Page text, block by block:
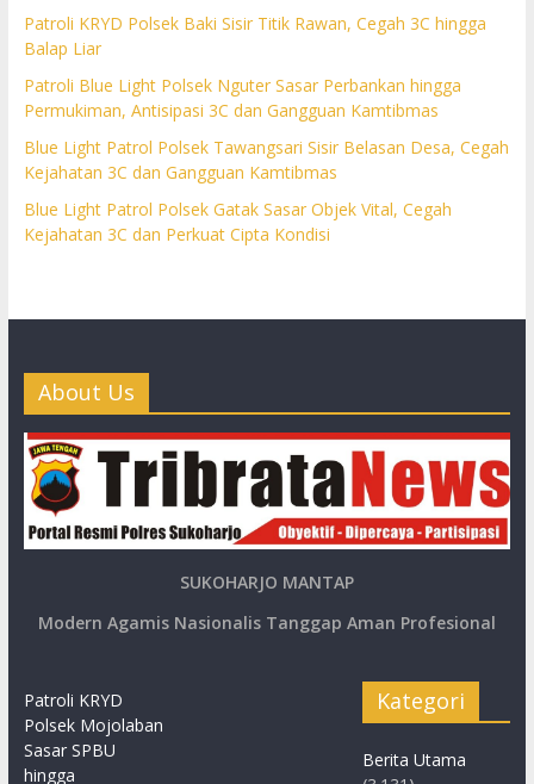
Patroli KRYD Polsek Baki Sisir Titik Rawan, Cegah 3C hingga
Balap Liar
Patroli Blue Light Polsek Nguter Sasar Perbankan hingga
Permukiman, Antisipasi 3C dan Gangguan Kamtibmas
Blue Light Patrol Polsek Tawangsari Sisir Belasan Desa, Cegah
Kejahatan 3C dan Gangguan Kamtibmas
Blue Light Patrol Polsek Gatak Sasar Objek Vital, Cegah
Kejahatan 3C dan Perkuat Cipta Kondisi
About Us
SUKOHARJO MANTAP
Modern Agamis Nasionalis Tanggap Aman Profesional
Patroli KRYD
Polsek Mojolaban
Sasar SPBU
hingga
Kategori
Berita Utama